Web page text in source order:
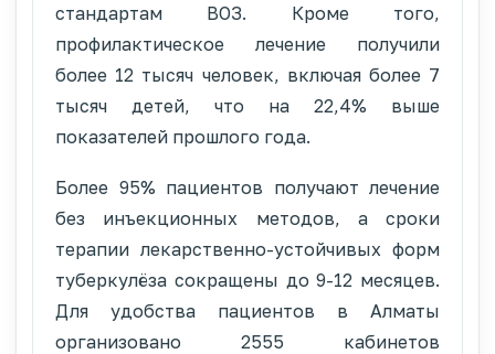
стандартам ВОЗ. Кроме того,
профилактическое лечение получили
более 12 тысяч человек, включая более 7
тысяч детей, что на 22,4% выше
показателей прошлого года.
Более 95% пациентов получают лечение
без инъекционных методов, а сроки
терапии лекарственно-устойчивых форм
туберкулёза сокращены до 9-12 месяцев.
Для удобства пациентов в Алматы
организовано 2555 кабинетов